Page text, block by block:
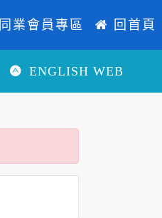
同業會員專區 回首頁
ENGLISH WEB